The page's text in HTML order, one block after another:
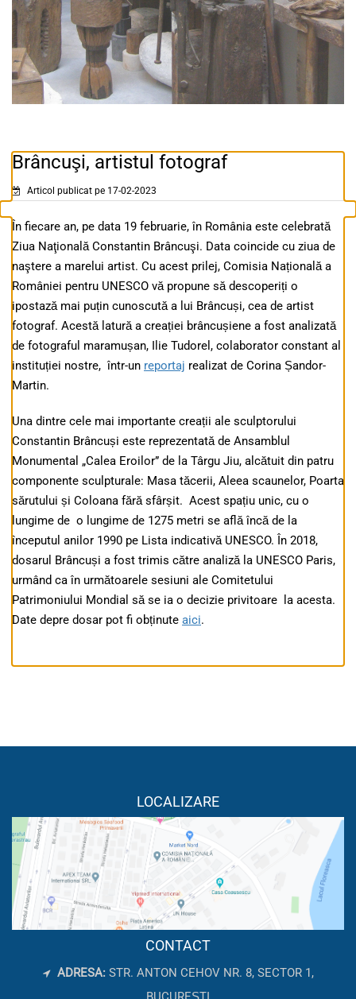
Brâncuşi, artistul fotograf
Articol publicat pe 17-02-2023
În fiecare an, pe data 19 februarie, în România este celebrată
Ziua Naţională Constantin Brâncuşi. Data coincide cu ziua de
naştere a marelui artist. Cu acest prilej, Comisia Națională a
României pentru UNESCO vă propune să descoperiți o
ipostază mai puțin cunoscută a lui Brâncuși, cea de artist
fotograf. Acestă latură a creației brâncușiene a fost analizată
de fotograful maramușan, Ilie Tudorel, colaborator constant al
instituției nostre, într-un reportaj realizat de Corina Șandor-
Martin.
Una dintre cele mai importante creații ale sculptorului
Constantin Brâncuși este reprezentată de Ansamblul
Monumental „Calea Eroilor” de la Târgu Jiu, alcătuit din patru
componente sculpturale: Masa tăcerii, Aleea scaunelor, Poarta
sărutului și Coloana fără sfârșit. Acest spațiu unic, cu o
lungime de o lungime de 1275 metri se află încă de la
începutul anilor 1990 pe Lista indicativă UNESCO. În 2018,
dosarul Brâncuși a fost trimis către analiză la UNESCO Paris,
urmând ca în următoarele sesiuni ale Comitetului
Patrimoniului Mondial să se ia o decizie privitoare la acesta.
Date depre dosar pot fi obținute aici.
LOCALIZARE
CONTACT
ADRESA: STR. ANTON CEHOV NR. 8, SECTOR 1,